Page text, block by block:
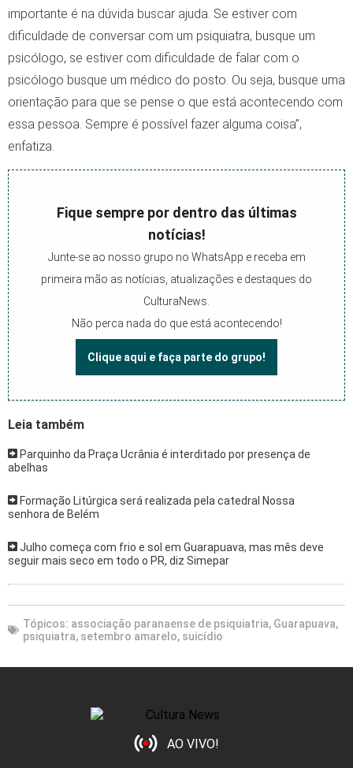
importante é na dúvida buscar ajuda. Se estiver com
dificuldade de conversar com um psiquiatra, busque um
psicólogo, se estiver com dificuldade de falar com o
psicólogo busque um médico do posto. Ou seja, busque uma
orientação para que se pense o que está acontecendo com
essa pessoa. Sempre é possível fazer alguma coisa”,
enfatiza.
Fique sempre por dentro das últimas
notícias!
Junte-se ao nosso grupo no WhatsApp e receba em
primeira mão as notícias, atualizações e destaques do
CulturaNews.
Não perca nada do que está acontecendo!
Clique aqui e faça parte do grupo!
Leia também
Parquinho da Praça Ucrânia é interditado por presença de
abelhas
Formação Litúrgica será realizada pela catedral Nossa
senhora de Belém
Julho começa com frio e sol em Guarapuava, mas mês deve
seguir mais seco em todo o PR, diz Simepar
Tópicos: associação paranaense de psiquiatria, Guarapuava,
psiquiatra, setembro amarelo, suicídio
AO VIVO!